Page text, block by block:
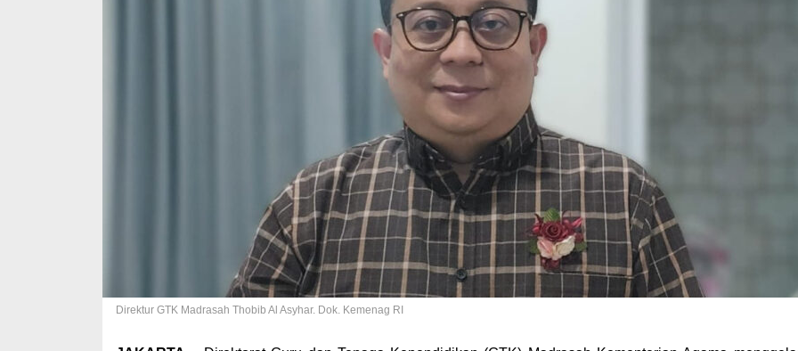
Direktur GTK Madrasah Thobib Al Asyhar. Dok. Kemenag RI